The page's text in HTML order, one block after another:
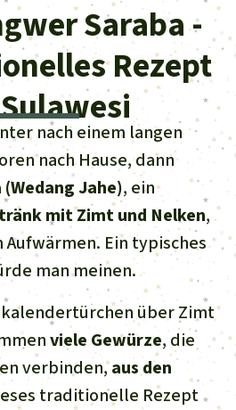
Erfolge
Alle News
Kids
Newsletter­anmeldung
Themen
Der Regenwald
Klima
Biodiversität
Schutzgebiete
Palmöl
Biokraftstoff
Tropenholz
Report
Aktuelle Ausgabe
01/2026
04/2025
03/2025
02/2025
01/2025
Der Verein
40 Jahre Vereins­geschichte
Häufige Fragen
Jahresberichte
Presse
Presse-Echo
Widget einbinden
Urkunden
Antworten
Rettet den
e. V.
09672025 0541 00
für ein Thema
Saraba -
Rezept
nach einem langen
nach Hause, dann
(Wedang Jahe), ein
mit Zimt und Nelken,
Ein typisches
man meinen.
über Zimt
viele Gewürze, die
verbinden,aus den
traditionelle Rezept